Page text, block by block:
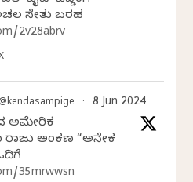
ಸೇತು ಬರಹ
2v28abrv
@kendasampige · 8 Jun 2024
ಅಮೇರಿಕ
ಅಂಕಣ “ಅನೇಕ
35mrwwsn